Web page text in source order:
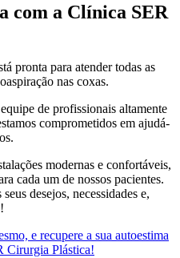
com a Clínica SER
pronta para atender todas as
nas coxas.
de profissionais altamente
comprometidos em ajudá-
modernas e confortáveis,
cada um de nossos pacientes.
desejos, necessidades e,
e recupere a sua autoestima
Cirurgia Plástica!